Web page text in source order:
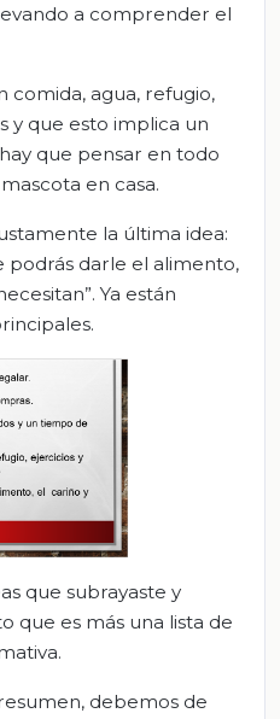
a comprender el
comida, agua, refugio,
y que esto implica un
que pensar en todo
en casa.
la última idea:
podrás darle el alimento,
Ya están
que subrayaste y
que es más una lista de
debemos de